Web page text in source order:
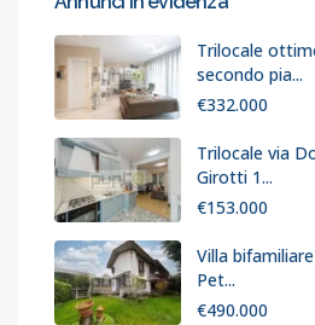
Trilocale
secondo pia...
€332.000
Trilocale via
Girotti 1...
€153.000
Villa
Pet...
€490.000